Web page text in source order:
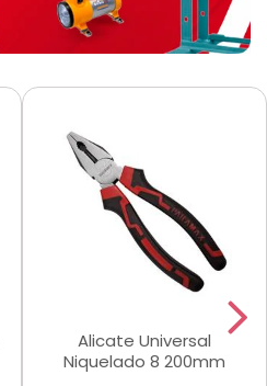
Alicate Universal
Niquelado 8 200mm